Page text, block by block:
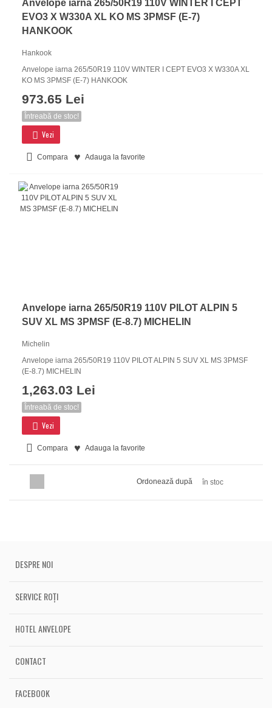
Anvelope iarna 265/50R19 110V WINTER I CEPT
EVO3 X W330A XL KO MS 3PMSF (E-7)
HANKOOK
Hankook
Anvelope iarna 265/50R19 110V WINTER I CEPT EVO3 X W330A XL
KO MS 3PMSF (E-7) HANKOOK
973.65 Lei
Întreabă de stoc!
Vezi
Compara Adauga la favorite
Anvelope iarna 265/50R19 110V PILOT ALPIN 5
SUV XL MS 3PMSF (E-8.7) MICHELIN
Michelin
Anvelope iarna 265/50R19 110V PILOT ALPIN 5 SUV XL MS 3PMSF
(E-8.7) MICHELIN
1,263.03 Lei
Întreabă de stoc!
Vezi
Compara Adauga la favorite
Ordonează după în stoc
DESPRE NOI
SERVICE ROȚI
HOTEL ANVELOPE
CONTACT
FACEBOOK